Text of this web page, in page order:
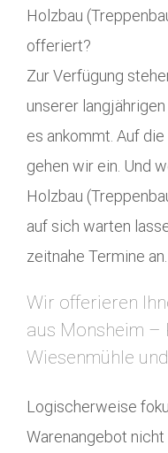
Holzbau
offeriert?
Zur Verfügung
unserer
es ankommt. Auf
gehen wir ein. Und
Holzbau
auf sich warten
zeitnahe Termine an.
Wir offerieren
aus Monsheim –
Wiesenmühle
Logischerweise
Warenangebot nicht